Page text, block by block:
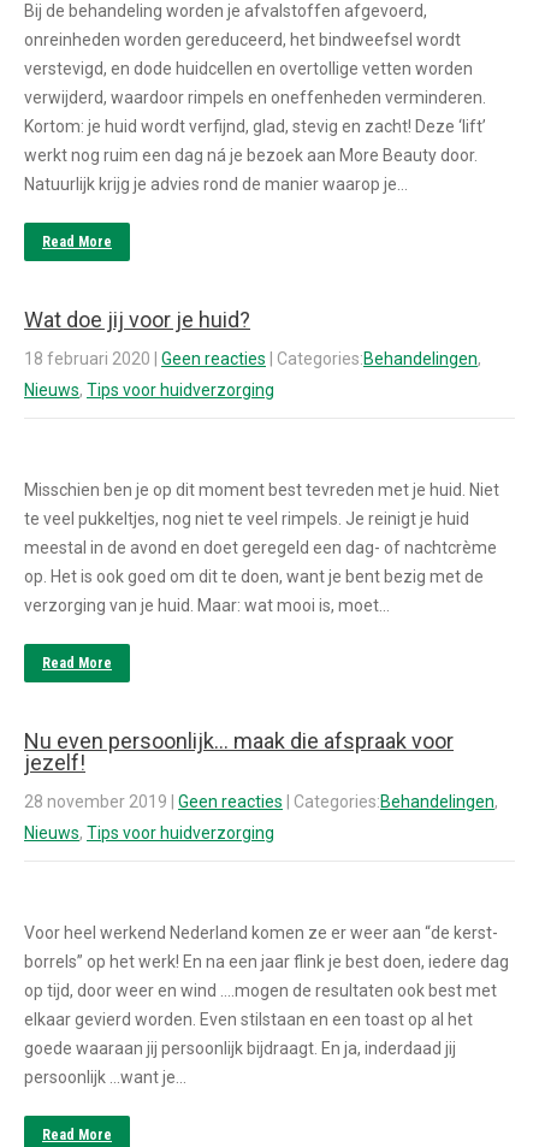
Bij de behandeling worden je afvalstoffen afgevoerd,
onreinheden worden gereduceerd, het bindweefsel wordt
verstevigd, en dode huidcellen en overtollige vetten worden
verwijderd, waardoor rimpels en oneffenheden verminderen.
Kortom: je huid wordt verfijnd, glad, stevig en zacht! Deze ‘lift’
werkt nog ruim een dag ná je bezoek aan More Beauty door.
Natuurlijk krijg je advies rond de manier waarop je…
Read More
Wat doe jij voor je huid?
18 februari 2020 Geen reacties | Categories:Behandelingen,
Nieuws, Tips voor huidverzorging
Misschien ben je op dit moment best tevreden met je huid. Niet
te veel pukkeltjes, nog niet te veel rimpels. Je reinigt je huid
meestal in de avond en doet geregeld een dag- of nachtcrème
op. Het is ook goed om dit te doen, want je bent bezig met de
verzorging van je huid. Maar: wat mooi is, moet…
Read More
Nu even persoonlijk… maak die afspraak voor
jezelf!
28 november 2019 Geen reacties | Categories:Behandelingen,
Nieuws, Tips voor huidverzorging
Voor heel werkend Nederland komen ze er weer aan “de kerst-
borrels” op het werk! En na een jaar flink je best doen, iedere dag
op tijd, door weer en wind ….mogen de resultaten ook best met
elkaar gevierd worden. Even stilstaan en een toast op al het
goede waaraan jij persoonlijk bijdraagt. En ja, inderdaad jij
persoonlijk …want je…
Read More